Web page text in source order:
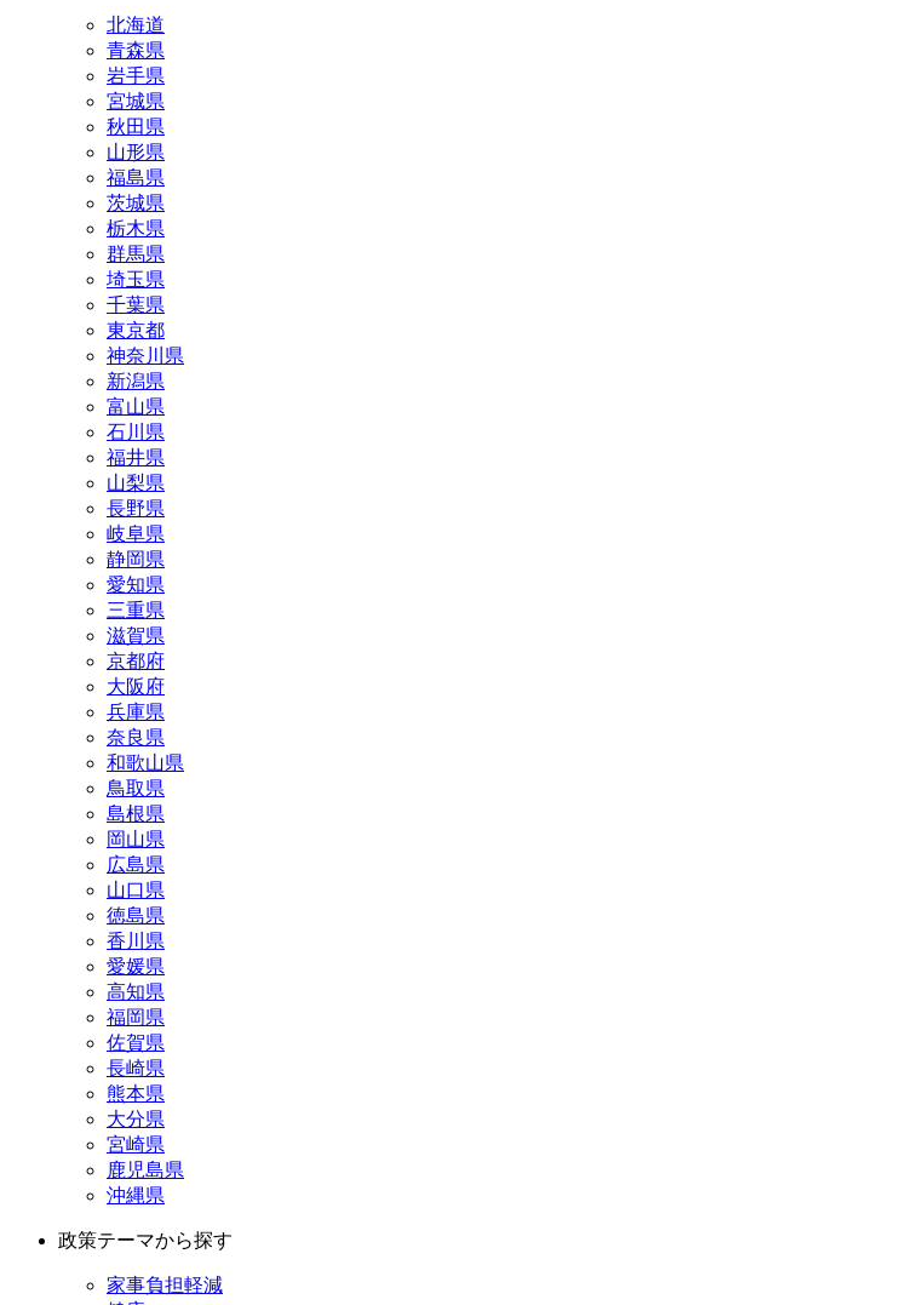
北海道
青森県
岩手県
宮城県
秋田県
山形県
福島県
茨城県
栃木県
群馬県
埼玉県
千葉県
東京都
神奈川県
新潟県
富山県
石川県
福井県
山梨県
長野県
岐阜県
静岡県
愛知県
三重県
滋賀県
京都府
大阪府
兵庫県
奈良県
和歌山県
鳥取県
島根県
岡山県
広島県
山口県
徳島県
香川県
愛媛県
高知県
福岡県
佐賀県
長崎県
熊本県
大分県
宮崎県
鹿児島県
沖縄県
政策テーマから探す
家事負担軽減